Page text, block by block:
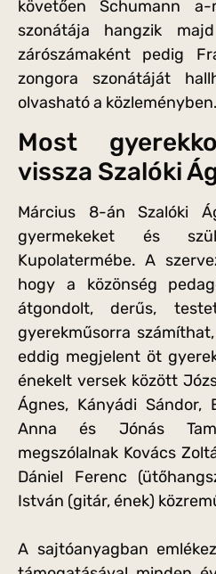
követően Schumann a-
szonátája hangzik
zárószámaként pedig
zongora szonátáját
olvasható a közleményben.
Most
vissza Szalóki
Március 8-án Szalóki
gyermekeket és
Kupolatermébe. A
hogy a közönség
átgondolt, derűs,
gyerekműsorra
eddig megjelent öt
énekelt versek között
Ágnes, Kányádi Sándor,
Anna és Jónás
megszólalnak Kovács
Dániel Ferenc
István (gitár, ének)
A sajtóanyagban